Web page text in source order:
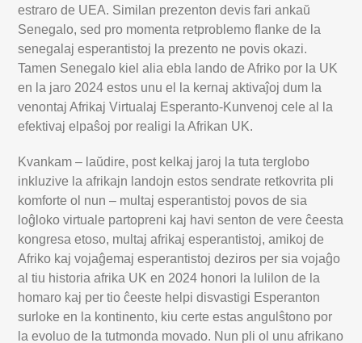
estraro de UEA. Similan prezenton devis fari ankaŭ
Senegalo, sed pro momenta retproblemo flanke de la
senegalaj esperantistoj la prezento ne povis okazi.
Tamen Senegalo kiel alia ebla lando de Afriko por la UK
en la jaro 2024 estos unu el la kernaj aktivaĵoj dum la
venontaj Afrikaj Virtualaj Esperanto-Kunvenoj cele al la
efektivaj elpaŝoj por realigi la Afrikan UK.
Kvankam – laŭdire, post kelkaj jaroj la tuta terglobo
inkluzive la afrikajn landojn estos sendrate retkovrita pli
komforte ol nun – multaj esperantistoj povos de sia
loĝloko virtuale partopreni kaj havi senton de vere ĉeesta
kongresa etoso, multaj afrikaj esperantistoj, amikoj de
Afriko kaj vojaĝemaj esperantistoj deziros per sia vojaĝo
al tiu historia afrika UK en 2024 honori la lulilon de la
homaro kaj per tio ĉeeste helpi disvastigi Esperanton
surloke en la kontinento, kiu certe estas angulŝtono por
la evoluo de la tutmonda movado. Nun pli ol unu afrikano